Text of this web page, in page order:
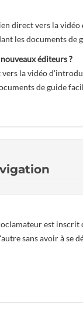
direct vers la
les documents de
éditeurs ?
la vidéo
de guide
est inscrit
sans avoir à se